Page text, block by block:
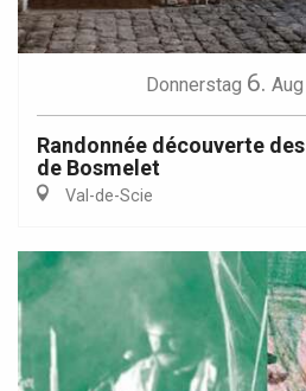
Donnerstag 6. Aug
Randonnée découverte
de Bosmelet
Val-de-Scie